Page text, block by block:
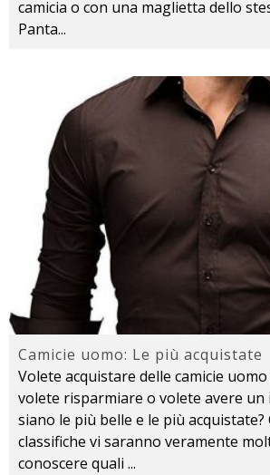
camicia o con una maglietta dello
Panta...
Camicie uomo: Le più acquistate
Volete acquistare delle camicie
volete risparmiare o volete avere un
siano le più belle e le più acquistate?
classifiche vi saranno veramente
conoscere quali ...